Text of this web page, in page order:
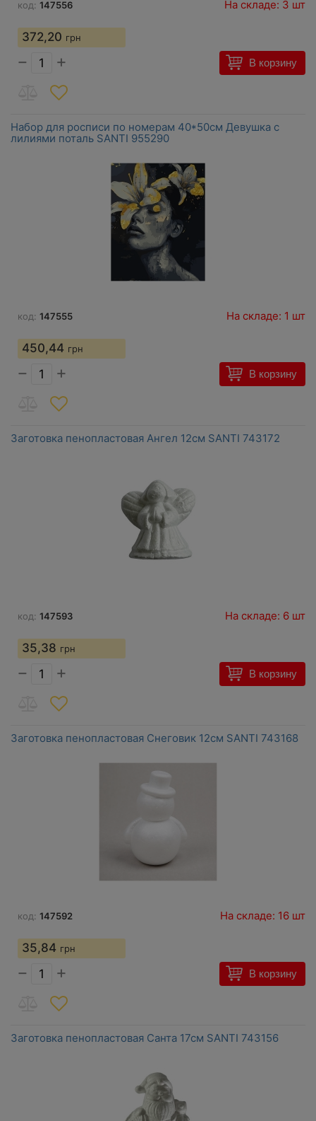
код: 147556 На складе: 3 шт
372,20 грн
− + В корзину
Набор для росписи по номерам 40*50см Девушка с
лилиями поталь SANTI 955290
код: 147555 На складе: 1 шт
450,44 грн
− + В корзину
Заготовка пенопластовая Ангел 12см SANTI 743172
код: 147593 На складе: 6 шт
35,38 грн
− + В корзину
Заготовка пенопластовая Снеговик 12см SANTI 743168
код: 147592 На складе: 16 шт
35,84 грн
− + В корзину
Заготовка пенопластовая Санта 17см SANTI 743156